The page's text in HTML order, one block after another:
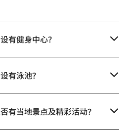
有健身中心？
有泳池？
有当地景点及精彩活动？